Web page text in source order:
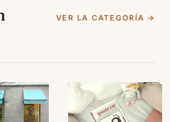
VER LA CATEGORÍA →